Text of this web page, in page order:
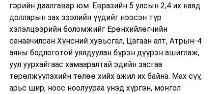
гэрийн даалгавар юм. Евразийн 5 улсын 2,4 их наяд
долларын зах зээлийн үүдийг нээсэн түр
хэлэлцээрийн боломжийг Ерөнхийлөгчийн
санаачилсан Хүнсний хувьсгал, Цагаан алт, Атрын-4
аяны бодлоготой уялдуулан бүрэн дүүрэн ашиглаж,
уул уурхайгаас хамааралтай эдийн засгаа
төрөлжүүлэхийн төлөө хийх ажил их байна. Мах сүү,
арьс шир, ноос ноолуураа үнэд хүргэн, монгол